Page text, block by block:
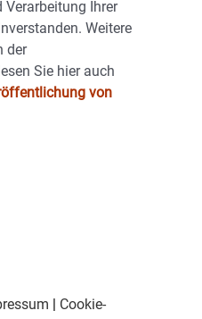
Ihrer
Weitere
der
Sie hier auch
von
Cookie-